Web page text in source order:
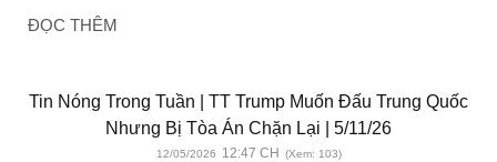
ĐỌC THÊM
Tin Nóng Trong Tuần | TT Trump Muốn Đấu Trung Quốc
Nhưng Bị Tòa Án Chặn Lại | 5/11/26
12/05/2026 12:47 CH (Xem: 103)